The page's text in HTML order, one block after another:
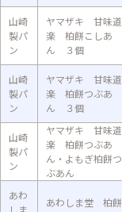
山崎
製パ
ン
ヤマザキ 甘味道
楽 柏餅こしあ
ん ３個
山崎
製パ
ン
ヤマザキ 甘味道
楽 柏餅つぶあ
ん ３個
山崎
製パ
ン
ヤマザキ 甘味道
楽 柏餅つぶあ
ん・よもぎ柏餅つ
ぶあん
あわ
しま
あわしま堂 柏餅